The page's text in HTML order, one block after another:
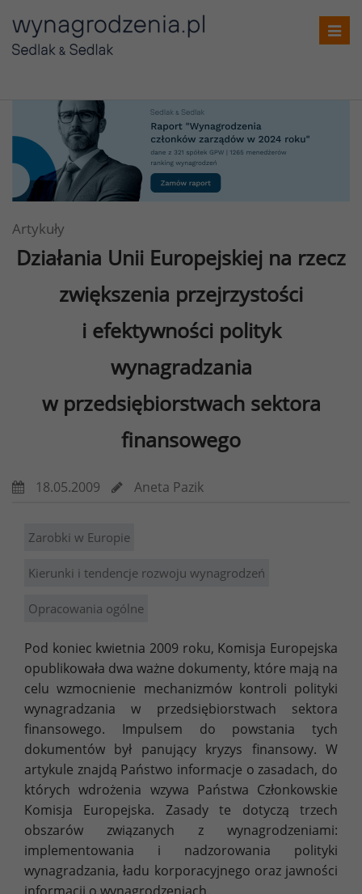
Artykuły
Działania Unii Europejskiej na rzecz
zwiększenia przejrzystości
i efektywności polityk
wynagradzania
w przedsiębiorstwach sektora
finansowego
18.05.2009 Aneta Pazik
Zarobki w Europie
Kierunki i tendencje rozwoju wynagrodzeń
Opracowania ogólne
Pod koniec kwietnia 2009 roku, Komisja Europejska
opublikowała dwa ważne dokumenty, które mają na
celu wzmocnienie mechanizmów kontroli polityki
wynagradzania w przedsiębiorstwach sektora
finansowego. Impulsem do powstania tych
dokumentów był panujący kryzys finansowy. W
artykule znajdą Państwo informacje o zasadach, do
których wdrożenia wzywa Państwa Członkowskie
Komisja Europejska. Zasady te dotyczą trzech
obszarów związanych z wynagrodzeniami:
implementowania i nadzorowania polityki
wynagradzania, ładu korporacyjnego oraz jawności